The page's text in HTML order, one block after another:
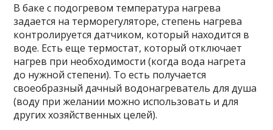
В баке с подогревом температура нагрева
задается на терморегуляторе, степень нагрева
контролируется датчиком, который находится в
воде. Есть еще термостат, который отключает
нагрев при необходимости (когда вода нагрета
до нужной степени). То есть получается
своеобразный дачный водонагреватель для душа
(воду при желании можно использовать и для
других хозяйственных целей).